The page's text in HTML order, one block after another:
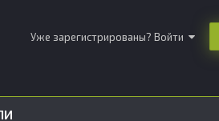
Уже зарегистрированы? Войти